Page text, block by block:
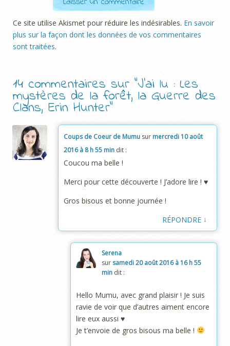
Ce site utilise Akismet pour réduire les indésirables. En savoir
plus sur la façon dont les données de vos commentaires
sont traitées.
14 commentaires sur “J’ai lu : Les
mystères de la forêt, la Guerre des
Clans, Erin Hunter”
Coups de Coeur de Mumu sur mercredi 10 août
2016 à 8 h 55 min dit :
Coucou ma belle !
Merci pour cette découverte ! J’adore lire ! ♥
Gros bisous et bonne journée !
RÉPONDRE ↓
Serena
sur samedi 20 août 2016 à 16 h 55
min dit :
Hello Mumu, avec grand plaisir ! Je suis
ravie de voir que d’autres aiment encore
lire eux aussi ♥
Je t’envoie de gros bisous ma belle !